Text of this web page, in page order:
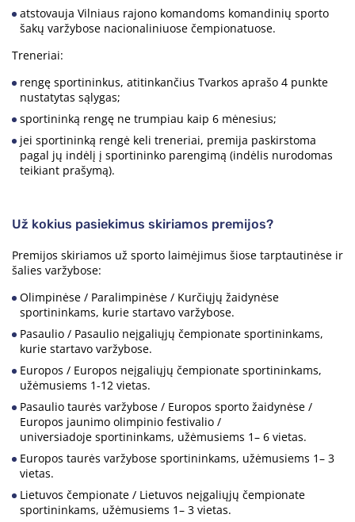
atstovauja Vilniaus rajono komandoms komandinių sporto
šakų varžybose nacionaliniuose čempionatuose.
Treneriai:
rengę sportininkus, atitinkančius Tvarkos aprašo 4 punkte
nustatytas sąlygas;
sportininką rengę ne trumpiau kaip 6 mėnesius;
jei sportininką rengė keli treneriai, premija paskirstoma
pagal jų indėlį į sportininko parengimą (indėlis nurodomas
teikiant prašymą).
Už kokius pasiekimus skiriamos premijos?
Premijos skiriamos už sporto laimėjimus šiose tarptautinėse ir
šalies varžybose:
Olimpinėse / Paralimpinėse / Kurčiųjų žaidynėse
sportininkams, kurie startavo varžybose.
Pasaulio / Pasaulio neįgaliųjų čempionate sportininkams,
kurie startavo varžybose.
Europos / Europos neįgaliųjų čempionate sportininkams,
užėmusiems 1-12 vietas.
Pasaulio taurės varžybose / Europos sporto žaidynėse /
Europos jaunimo olimpinio festivalio /
universiadoje sportininkams, užėmusiems 1– 6 vietas.
Europos taurės varžybose sportininkams, užėmusiems 1– 3
vietas.
Lietuvos čempionate / Lietuvos neįgaliųjų čempionate
sportininkams, užėmusiems 1– 3 vietas.